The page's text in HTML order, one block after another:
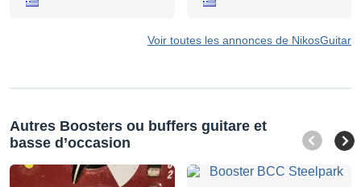
Voir toutes les annonces de NikosGuitar
Autres Boosters ou buffers guitare et
basse d’occasion